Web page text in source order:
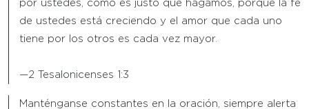
por ustedes, como es justo que hagamos, porque la fe
de ustedes está creciendo y el amor que cada uno
tiene por los otros es cada vez mayor.
—2 Tesalonicenses 1:3
Manténganse constantes en la oración, siempre alerta